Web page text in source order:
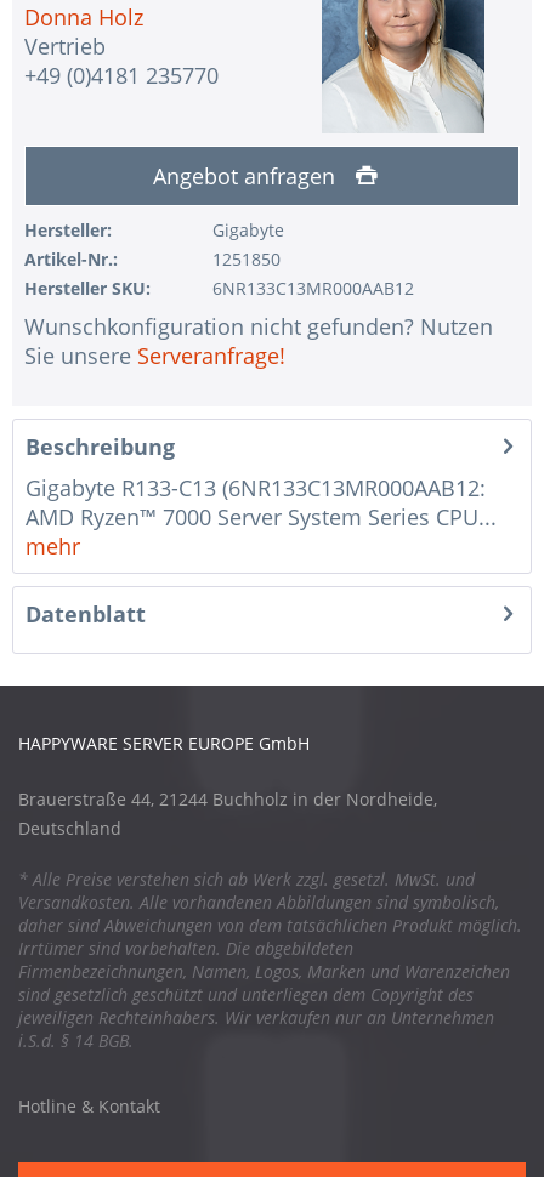
Donna Holz
Vertrieb
+49 (0)4181 235770
Angebot anfragen
Hersteller:
Gigabyte
Artikel-Nr.:
1251850
Hersteller SKU:
6NR133C13MR000AAB12
Wunschkonfiguration nicht gefunden? Nutzen
Sie unsere Serveranfrage!
Beschreibung
Gigabyte R133-C13 (6NR133C13MR000AAB12:
AMD Ryzen™ 7000 Server System Series CPU...
mehr
Datenblatt
HAPPYWARE SERVER EUROPE GmbH
Brauerstraße 44, 21244 Buchholz in der Nordheide,
Deutschland
* Alle Preise verstehen sich ab Werk zzgl. gesetzl. MwSt. und
Versandkosten. Alle vorhandenen Abbildungen sind symbolisch,
daher sind Abweichungen von dem tatsächlichen Produkt möglich.
Irrtümer sind vorbehalten. Die abgebildeten
Firmenbezeichnungen, Namen, Logos, Marken und Warenzeichen
sind gesetzlich geschützt und unterliegen dem Copyright des
jeweiligen Rechteinhabers. Wir verkaufen nur an Unternehmen
i.S.d. § 14 BGB.
Hotline & Kontakt